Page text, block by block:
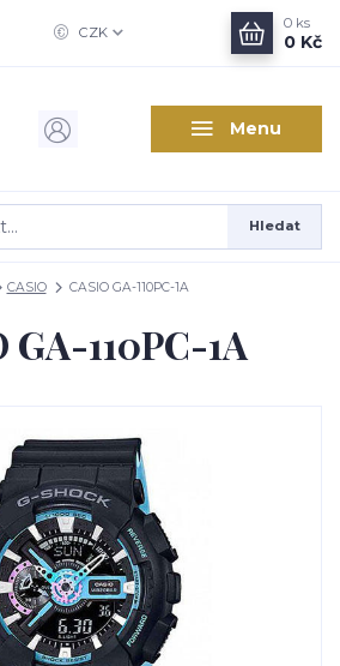
Menu
CZK
Hledat
0 ks
0 Kč
CASIO CASIO GA-110PC-1A
GA-110PC-1A